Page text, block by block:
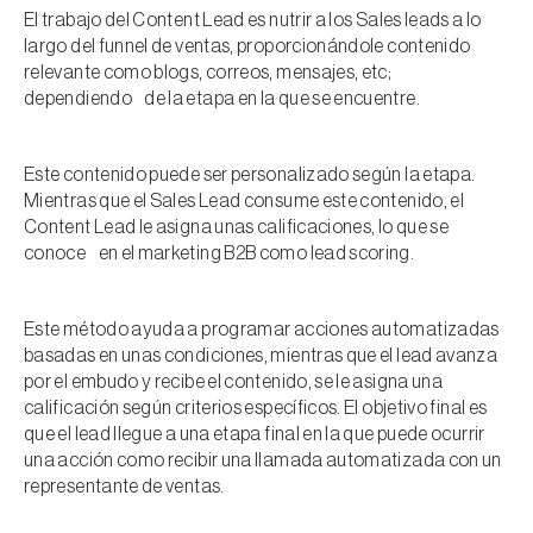
El trabajo del Content Lead es nutrir a los Sales leads a lo
largo del funnel de ventas, proporcionándole contenido
relevante como blogs, correos, mensajes, etc;
dependiendo de la etapa en la que se encuentre.
Este contenido puede ser personalizado según la etapa.
Mientras que el Sales Lead consume este contenido, el
Content Lead le asigna unas calificaciones, lo que se
conoce en el marketing B2B como lead scoring.
Este método ayuda a programar acciones automatizadas
basadas en unas condiciones, mientras que el lead avanza
por el embudo y recibe el contenido, se le asigna una
calificación según criterios específicos. El objetivo final es
que el lead llegue a una etapa final en la que puede ocurrir
una acción como recibir una llamada automatizada con un
representante de ventas.